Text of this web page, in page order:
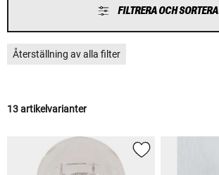
FILTRERA OCH SORTERA
Återställning av alla filter
13 artikelvarianter